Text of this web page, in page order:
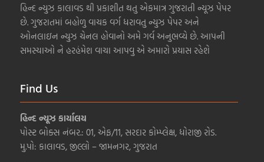
હિન્દ ન્યુઝ કાલાવડ થી પ્રકાશીત થતુ એકમાત્ર ગુજરાતી ન્યૂઝ પેપર
છે. ગુજરાતમાં બહોળુ વાચક વર્ગ ધરાવતુ ન્યુઝ પેપર અને
ઓનલાઇન ન્યુઝ ચેનલ હોવાનો અમે ગર્વ અનુભવ્યે છે. આપની
સમસ્યાઓ ને હરહંમેશ વાચા આપવુ એ અમારો પ્રયાસ રહેશે
Find Us
હિન્દ ન્યૂઝ કાર્યાલય
પોસ્ટ બોક્સ નંબર.: 01, એફ/11, સરદાર કોમ્પ્લેક્ષ, ધોરાજી રોડ.
મુ.પો: કાલાવડ, જીલ્લો – જામનગર, ગુજરાત